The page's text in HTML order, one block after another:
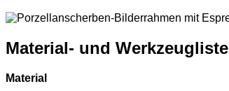
Material- und Werkzeugliste
Material